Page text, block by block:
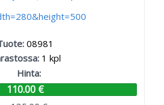
08981
1 kpl
Hinta:
110.00 €